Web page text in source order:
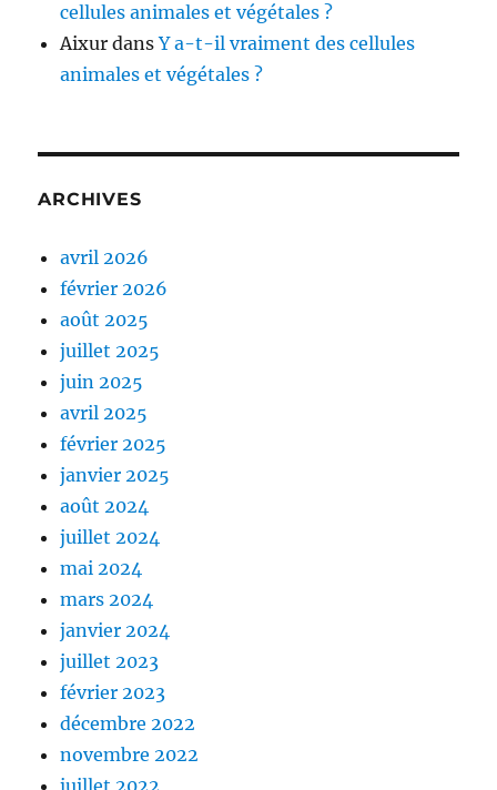
cellules animales et végétales ?
Aixur dansY a-t-il vraiment des cellules
animales et végétales ?
ARCHIVES
avril 2026
février 2026
août 2025
juillet 2025
juin 2025
avril 2025
février 2025
janvier 2025
août 2024
juillet 2024
mai 2024
mars 2024
janvier 2024
juillet 2023
février 2023
décembre 2022
novembre 2022